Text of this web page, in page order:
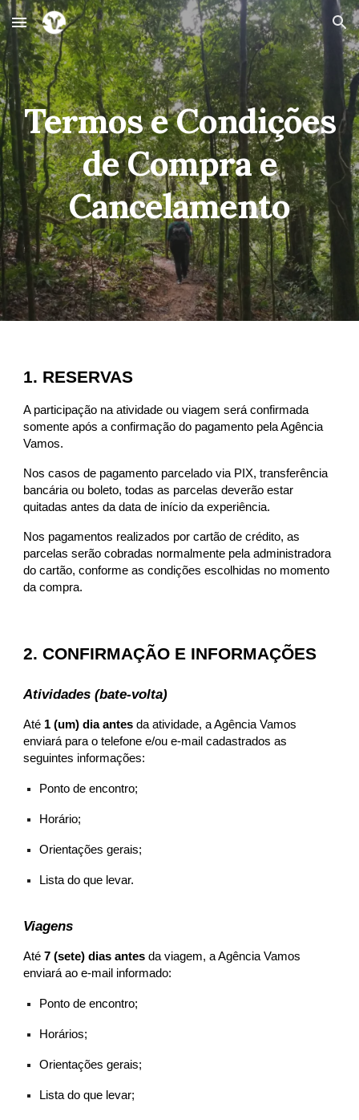
Skip to main content Skip to navigation
Termos e Condições
de Compra e
Cancelamento
1. RESERVAS
A participação na atividade ou viagem será confirmada
somente após a confirmação do pagamento pela Agência
Vamos.
Nos casos de pagamento parcelado via PIX, transferência
bancária ou boleto, todas as parcelas deverão estar
quitadas antes da data de início da experiência.
Nos pagamentos realizados por cartão de crédito, as
parcelas serão cobradas normalmente pela administradora
do cartão, conforme as condições escolhidas no momento
da compra.
2. CONFIRMAÇÃO E INFORMAÇÕES
Atividades (bate-volta)
Até 1 (um) dia antes da atividade, a Agência Vamos
enviará para o telefone e/ou e-mail cadastrados as
seguintes informações:
Ponto de encontro;
Horário;
Orientações gerais;
Lista do que levar.
Viagens
Até7 (sete) dias antes da viagem, a Agência Vamos
enviará ao e-mail informado:
Ponto de encontro;
Horários;
Orientações gerais;
Lista do que levar;